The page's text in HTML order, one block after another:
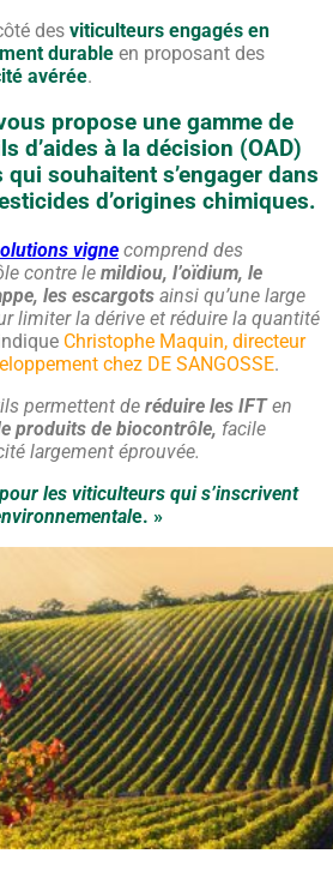
des viticulteurs engagés en
durable en proposant des
avérée.
propose une gamme de
d’aides à la décision (OAD)
souhaitent s’engager dans
d’origines chimiques.
vigne comprend des
contre le mildiou, l’oïdium, le
les escargots ainsi qu’une large
limiter la dérive et réduire la quantité
Christophe Maquin, directeur
chez DE SANGOSSE.
permettent de réduire les IFTen
produits de biocontrôle, facile
largement éprouvée.
les viticulteurs qui s’inscrivent
e. »